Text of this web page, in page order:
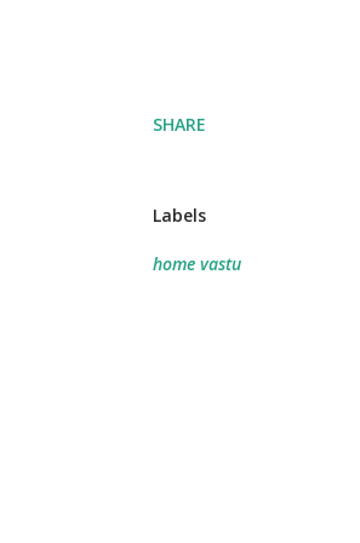
SHARE
Labels
home vastu